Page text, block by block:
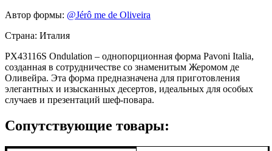
Автор формы: @Jérô me de Oliveira
Страна: Италия
PX43116S Ondulation – однопорционная форма Pavoni Italia,
созданная в сотрудничестве со знаменитым Жеромом де
Оливейра. Эта форма предназначена для приготовления
элегантных и изысканных десертов, идеальных для особых
случаев и презентаций шеф-повара.
Сопутствующие товары: